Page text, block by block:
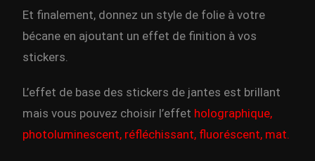
Et finalement, donnez un style de folie à votre
bécane en ajoutant un effet de finition à vos
stickers.
L’effet de base des stickers de jantes est brillant
mais vous pouvez choisir l’effet holographique,
photoluminescent, réfléchissant, fluoréscent, mat.